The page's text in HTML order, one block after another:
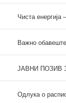
Чиста енергија
Важно
ЈАВНИ ПОЗИВ
Одлука о